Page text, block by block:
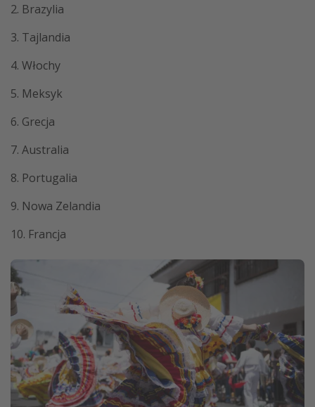
2. Brazylia
3. Tajlandia
4. Włochy
5. Meksyk
6. Grecja
7. Australia
8. Portugalia
9. Nowa Zelandia
10. Francja